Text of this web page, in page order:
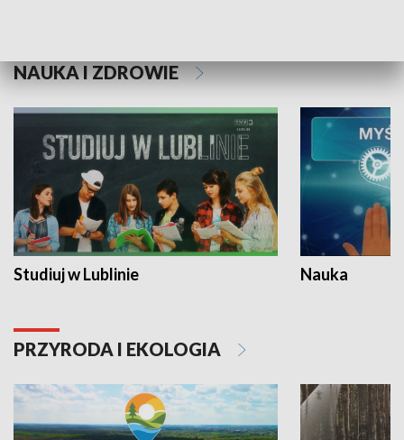
NAUKA I ZDROWIE
Studiuj w Lublinie Nauka
PRZYRODA I EKOLOGIA